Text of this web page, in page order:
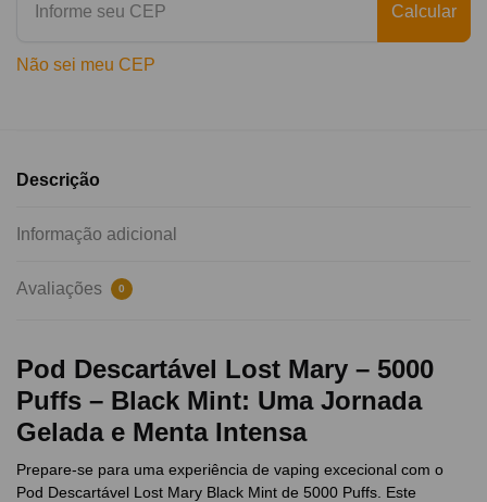
Calcular
Não sei meu CEP
Descrição
Informação adicional
Avaliações 0
Pod Descartável Lost Mary – 5000
Puffs – Black Mint: Uma Jornada
Gelada e Menta Intensa
Prepare-se para uma experiência de vaping excecional com o
Pod Descartável Lost Mary Black Mint de 5000 Puffs. Este